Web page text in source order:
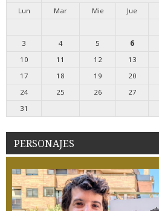
Lun
Mar Mie Jue
3
4 5 6
10
11 12 13
17
18 19 20
24
25 26 27
31
PERSONAJES